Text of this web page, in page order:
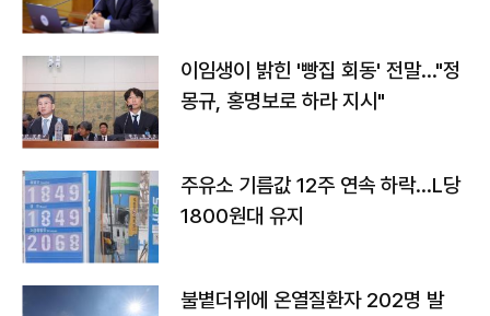
이임생이 밝힌 '빵집 회동' 전말…"정
몽규, 홍명보로 하라 지시"
주유소 기름값 12주 연속 하락…L당
1800원대 유지
불볕더위에 온열질환자 202명 발